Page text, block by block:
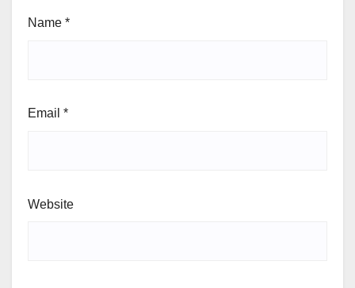
Name *
Email *
Website